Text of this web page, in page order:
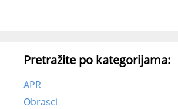
Pretražite po kategorijama:
APR
Obrasci